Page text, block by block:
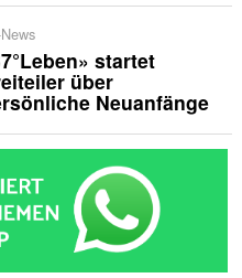
startet
über
Neuanfänge